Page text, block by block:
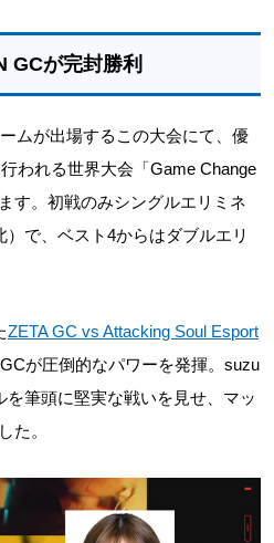
GCが完封勝利
ムが出場するこの大会にて、優
われる世界大会「Game Change
す。初戦のみシングルエリミネ
で、ベスト4からはダブルエリ
ZETA GC vs Attacking Soul Esport
が圧倒的なパワーを発揮。suzu
筆頭に堅実な戦いを見せ、マッ
た。